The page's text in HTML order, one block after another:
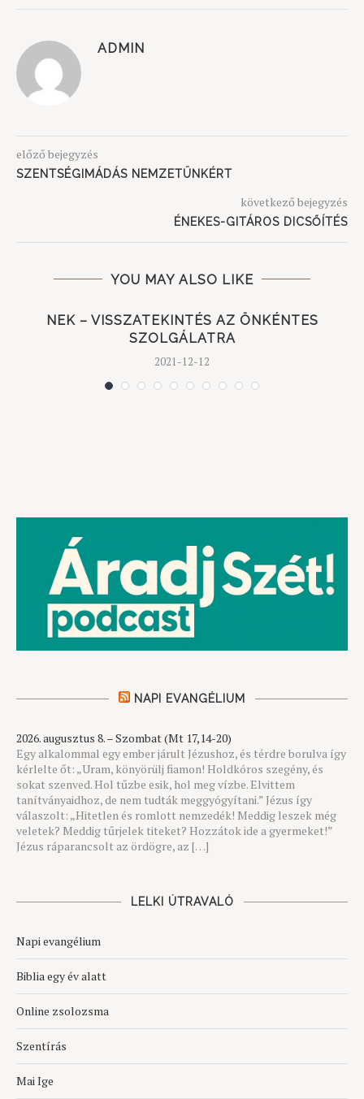
ADMIN
előző bejegyzés
SZENTSÉGIMÁDÁS NEMZETÜNKÉRT
következő bejegyzés
ÉNEKES-GITÁROS DICSŐÍTÉS
YOU MAY ALSO LIKE
NEK – VISSZATEKINTÉS AZ ÖNKÉNTES
SZOLGÁLATRA
2021-12-12
NAPI EVANGÉLIUM
2026. augusztus 8. – Szombat (Mt 17,14-20)
Egy alkalommal egy ember járult Jézushoz, és térdre borulva így
kérlelte őt: „Uram, könyörülj fiamon! Holdkóros szegény, és
sokat szenved. Hol tűzbe esik, hol meg vízbe. Elvittem
tanítványaidhoz, de nem tudták meggyógyítani.” Jézus így
válaszolt: „Hitetlen és romlott nemzedék! Meddig leszek még
veletek? Meddig tűrjelek titeket? Hozzátok ide a gyermeket!”
Jézus ráparancsolt az ördögre, az […]
LELKI ÚTRAVALÓ
Napi evangélium
Biblia egy év alatt
Online zsolozsma
Szentírás
Mai Ige